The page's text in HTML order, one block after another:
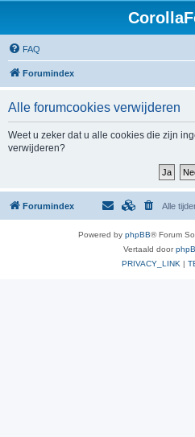
FAQ
Forumindex
Alle forumcookies verwijderen
Weet u zeker dat u alle cookies die zijn
verwijderen?
Forumindex Alle
Powered by phpBB® Forum
Vertaald door
PRIVACY_LINK |